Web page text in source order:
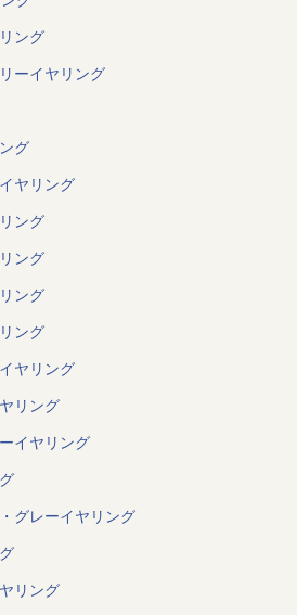
ング
ーイヤリング
グ
ヤリング
ング
ング
ング
ング
ヤリング
リング
イヤリング
グレーイヤリング
リング